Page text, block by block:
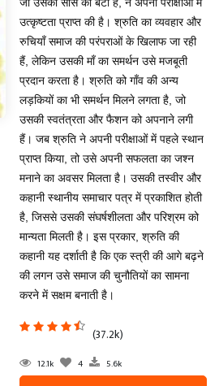
उत्कृष्टता प्राप्त की है। श्रुति का व्यवहार और
रुचियाँ समाज की परंपराओं के खिलाफ जा रही
हैं, लेकिन उसकी माँ का समर्थन उसे मजबूती
प्रदान करता है। श्रुति को गाँव की अन्य
लड़कियों का भी समर्थन मिलने लगता है, जो
उसकी स्वतंत्रता और फैशन को अपनाने लगी
हैं। जब श्रुति ने अपनी परीक्षाओं में पहले स्थान
प्राप्त किया, तो उसे अपनी सफलता का जश्न
मनाने का अवसर मिलता है। उसकी तस्वीर और
कहानी स्थानीय समाचार पत्र में प्रकाशित होती
है, जिससे उसकी संघर्षशीलता और परिश्रम को
मान्यता मिलती है। इस प्रकार, श्रुति की
कहानी यह दर्शाती है कि एक स्त्री की आगे बढ़ने
की लगन उसे समाज की चुनौतियों का सामना
करने में सक्षम बनाती है।
(37.2k)
12.1k 4 5.6k